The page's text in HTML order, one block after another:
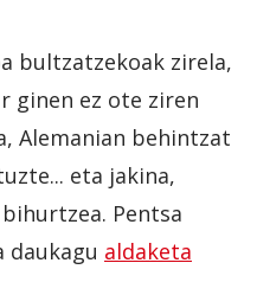
bultzatzekoak zirela,
ginen ez ote ziren
Alemanian behintzat
eta jakina,
bihurtzea. Pentsa
daukagu aldaketa